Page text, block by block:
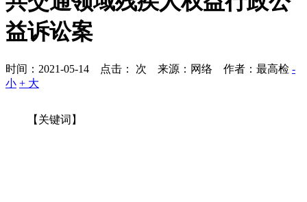
益诉讼案
时间：2021-05-14 点击： 次 来源：网络 作者：最高检 -
小 + 大
【关键词】